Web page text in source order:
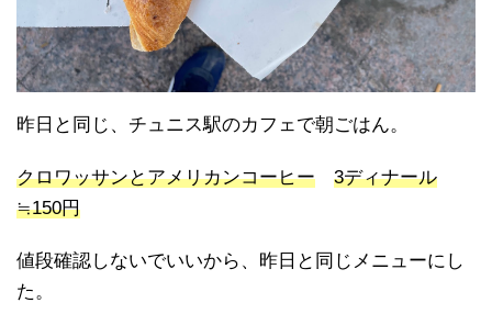
昨日と同じ、チュニス駅のカフェで朝ごはん。
クロワッサンとアメリカンコーヒー
3ディナール
≒150円
値段確認しないでいいから、昨日と同じメニューにし
た。